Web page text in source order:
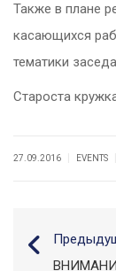
Также в плане
касающихся
тематики
Староста
27.09.2016 EVENTS